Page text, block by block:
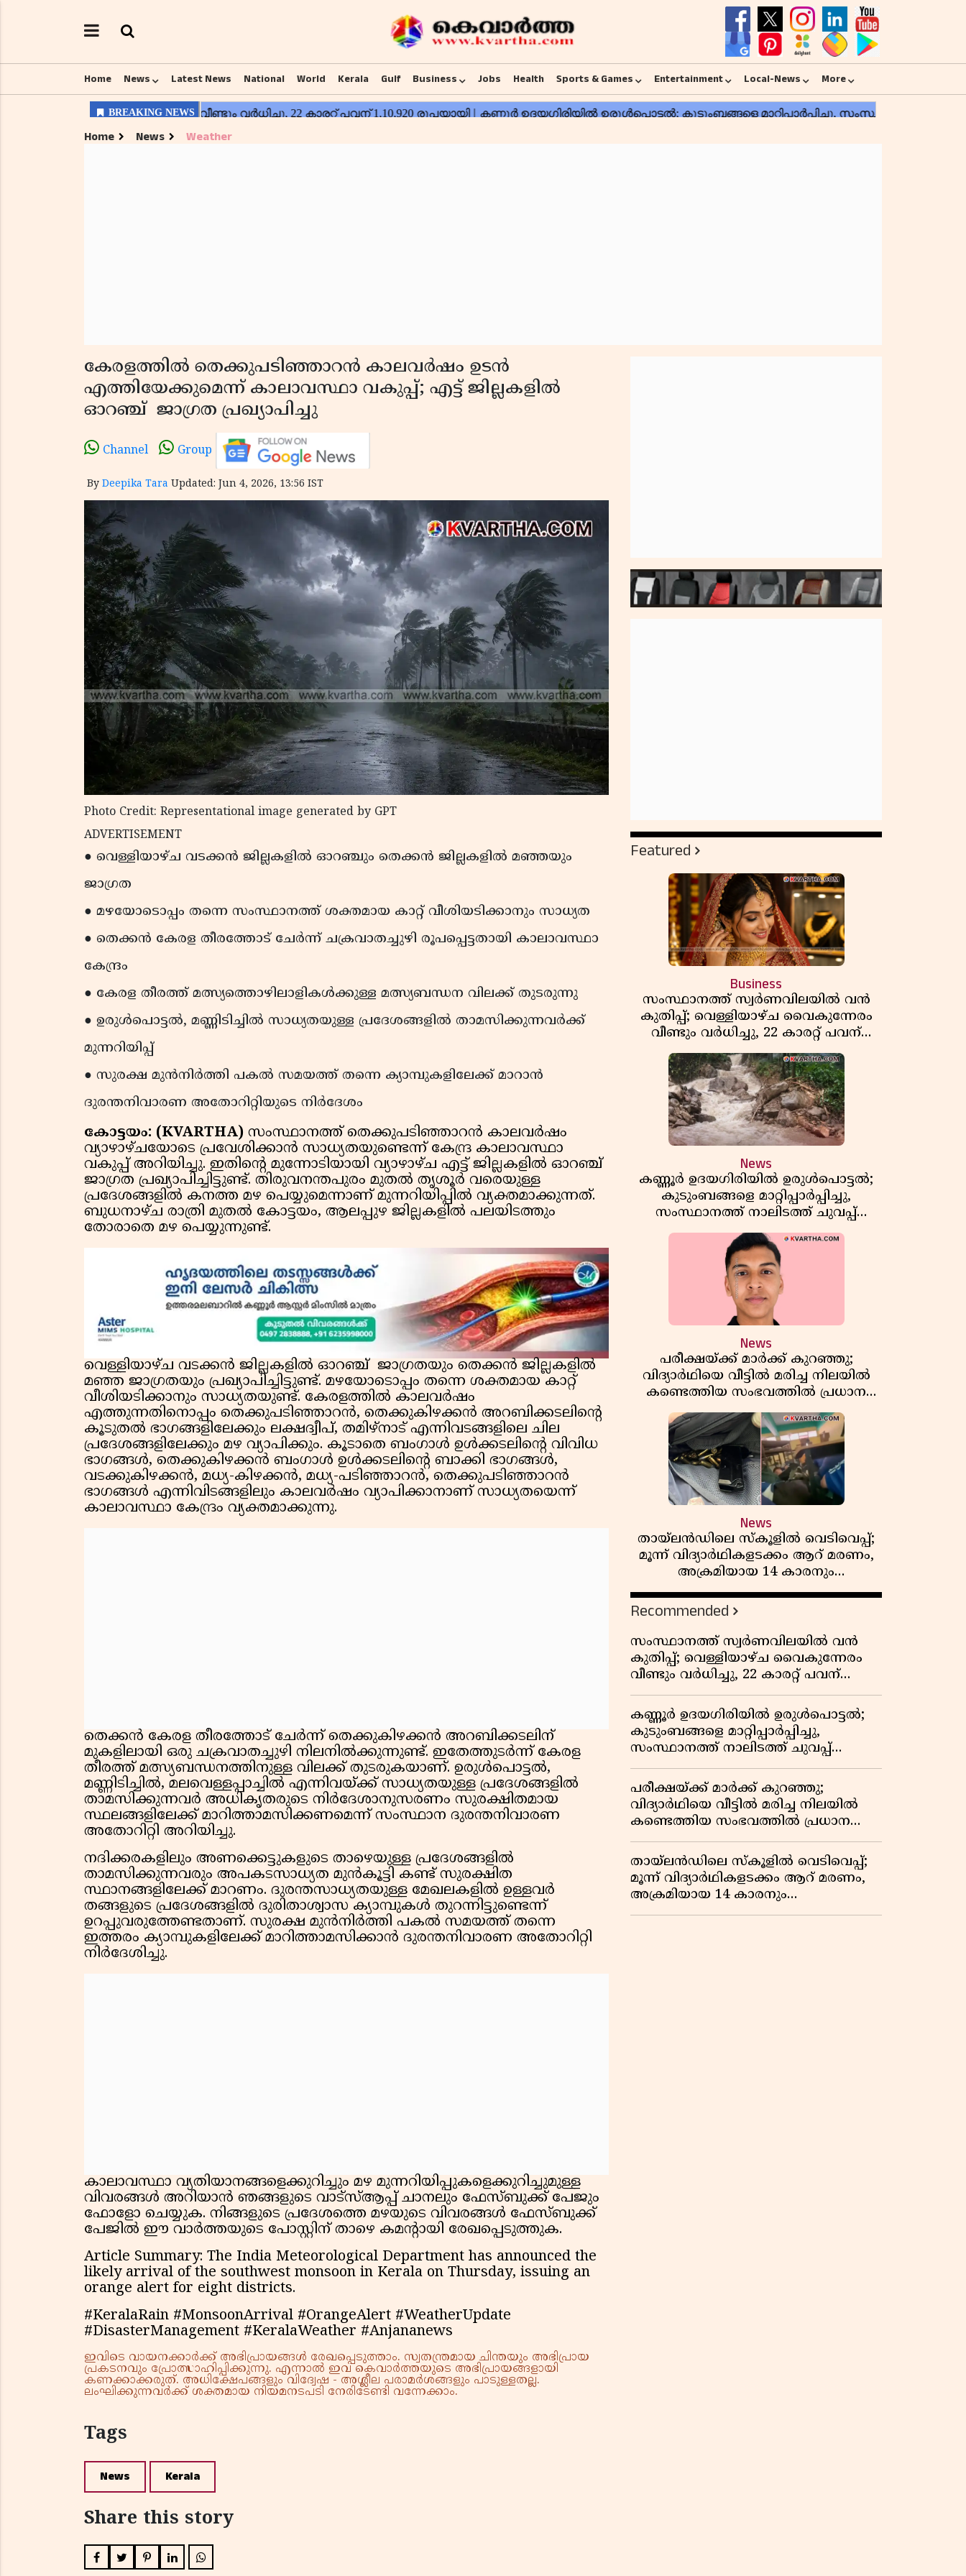
Home News Latest News National World Kerala Gulf Business Jobs Health Sports & Games Entertainment Local-News More
Home News Weather
കേരളത്തിൽ തെക്കുപടിഞ്ഞാറൻ കാലവർഷം ഉടൻ
എത്തിയേക്കുമെന്ന് കാലാവസ്ഥാ വകുപ്പ്; എട്ട് ജില്ലകളിൽ
ഓറഞ്ച് ജാഗ്രത പ്രഖ്യാപിച്ചു
Channel Group
By Deepika Tara Updated: Jun 4, 2026, 13:56 IST
Photo Credit: Representational image generated by GPT
ADVERTISEMENT
● വെള്ളിയാഴ്ച വടക്കൻ ജില്ലകളിൽ ഓറഞ്ചും തെക്കൻ ജില്ലകളിൽ മഞ്ഞയും
ജാഗ്രത
● മഴയോടൊപ്പം തന്നെ സംസ്ഥാനത്ത് ശക്തമായ കാറ്റ് വീശിയടിക്കാനും സാധ്യത
● തെക്കൻ കേരള തീരത്തോട് ചേർന്ന് ചക്രവാതച്ചുഴി രൂപപ്പെട്ടതായി കാലാവസ്ഥാ
കേന്ദ്രം
● കേരള തീരത്ത് മത്സ്യത്തൊഴിലാളികൾക്കുള്ള മത്സ്യബന്ധന വിലക്ക് തുടരുന്നു
● ഉരുൾപൊട്ടൽ, മണ്ണിടിച്ചിൽ സാധ്യതയുള്ള പ്രദേശങ്ങളിൽ താമസിക്കുന്നവർക്ക്
മുന്നറിയിപ്പ്
● സുരക്ഷ മുൻനിർത്തി പകൽ സമയത്ത് തന്നെ ക്യാമ്പുകളിലേക്ക് മാറാൻ
ദുരന്തനിവാരണ അതോറിറ്റിയുടെ നിർദേശം
കോട്ടയം: (KVARTHA) സംസ്ഥാനത്ത് തെക്കുപടിഞ്ഞാറൻ കാലവർഷം
വ്യാഴാഴ്ചയോടെ പ്രവേശിക്കാൻ സാധ്യതയുണ്ടെന്ന് കേന്ദ്ര കാലാവസ്ഥാ
വകുപ്പ് അറിയിച്ചു. ഇതിന്റെ മുന്നോടിയായി വ്യാഴാഴ്ച എട്ട് ജില്ലകളിൽ ഓറഞ്ച്
ജാഗ്രത പ്രഖ്യാപിച്ചിട്ടുണ്ട്. തിരുവനന്തപുരം മുതൽ തൃശൂർ വരെയുള്ള
പ്രദേശങ്ങളിൽ കനത്ത മഴ പെയ്യുമെന്നാണ് മുന്നറിയിപ്പിൽ വ്യക്തമാക്കുന്നത്.
ബുധനാഴ്ച രാത്രി മുതൽ കോട്ടയം, ആലപ്പുഴ ജില്ലകളിൽ പലയിടത്തും
തോരാതെ മഴ പെയ്യുന്നുണ്ട്.
വെള്ളിയാഴ്ച വടക്കൻ ജില്ലകളിൽ ഓറഞ്ച് ജാഗ്രതയും തെക്കൻ ജില്ലകളിൽ
മഞ്ഞ ജാഗ്രതയും പ്രഖ്യാപിച്ചിട്ടുണ്ട്. മഴയോടൊപ്പം തന്നെ ശക്തമായ കാറ്റ്
വീശിയടിക്കാനും സാധ്യതയുണ്ട്. കേരളത്തിൽ കാലവർഷം
എത്തുന്നതിനൊപ്പം തെക്കുപടിഞ്ഞാറൻ, തെക്കുകിഴക്കൻ അറബിക്കടലിന്റെ
കൂടുതൽ ഭാഗങ്ങളിലേക്കും ലക്ഷദ്വീപ്, തമിഴ്‌നാട് എന്നിവടങ്ങളിലെ ചില
പ്രദേശങ്ങളിലേക്കും മഴ വ്യാപിക്കും. കൂടാതെ ബംഗാൾ ഉൾക്കടലിന്റെ വിവിധ
ഭാഗങ്ങൾ, തെക്കുകിഴക്കൻ ബംഗാൾ ഉൾക്കടലിന്റെ ബാക്കി ഭാഗങ്ങൾ,
വടക്കുകിഴക്കൻ, മധ്യ-കിഴക്കൻ, മധ്യ-പടിഞ്ഞാറൻ, തെക്കുപടിഞ്ഞാറൻ
ഭാഗങ്ങൾ എന്നിവിടങ്ങളിലും കാലവർഷം വ്യാപിക്കാനാണ് സാധ്യതയെന്ന്
കാലാവസ്ഥാ കേന്ദ്രം വ്യക്തമാക്കുന്നു.
തെക്കൻ കേരള തീരത്തോട് ചേർന്ന് തെക്കുകിഴക്കൻ അറബിക്കടലിന്
മുകളിലായി ഒരു ചക്രവാതച്ചുഴി നിലനിൽക്കുന്നുണ്ട്. ഇതേത്തുടർന്ന് കേരള
തീരത്ത് മത്സ്യബന്ധനത്തിനുള്ള വിലക്ക് തുടരുകയാണ്. ഉരുൾപൊട്ടൽ,
മണ്ണിടിച്ചിൽ, മലവെള്ളപ്പാച്ചിൽ എന്നിവയ്ക്ക് സാധ്യതയുള്ള പ്രദേശങ്ങളിൽ
താമസിക്കുന്നവർ അധികൃതരുടെ നിർദേശാനുസരണം സുരക്ഷിതമായ
സ്ഥലങ്ങളിലേക്ക് മാറിത്താമസിക്കണമെന്ന് സംസ്ഥാന ദുരന്തനിവാരണ
അതോറിറ്റി അറിയിച്ചു.
നദിക്കരകളിലും അണക്കെട്ടുകളുടെ താഴെയുള്ള പ്രദേശങ്ങളിൽ
താമസിക്കുന്നവരും അപകടസാധ്യത മുൻകൂട്ടി കണ്ട് സുരക്ഷിത
സ്ഥാനങ്ങളിലേക്ക് മാറണം. ദുരന്തസാധ്യതയുള്ള മേഖലകളിൽ ഉള്ളവർ
തങ്ങളുടെ പ്രദേശങ്ങളിൽ ദുരിതാശ്വാസ ക്യാമ്പുകൾ തുറന്നിട്ടുണ്ടെന്ന്
ഉറപ്പുവരുത്തേണ്ടതാണ്. സുരക്ഷ മുൻനിർത്തി പകൽ സമയത്ത് തന്നെ
ഇത്തരം ക്യാമ്പുകളിലേക്ക് മാറിത്താമസിക്കാൻ ദുരന്തനിവാരണ അതോറിറ്റി
നിർദേശിച്ചു.
കാലാവസ്ഥാ വ്യതിയാനങ്ങളെക്കുറിച്ചും മഴ മുന്നറിയിപ്പുകളെക്കുറിച്ചുമുള്ള
വിവരങ്ങൾ അറിയാൻ ഞങ്ങളുടെ വാട്സ്ആപ്പ് ചാനലും ഫേസ്ബുക്ക് പേജും
ഫോളോ ചെയ്യുക. നിങ്ങളുടെ പ്രദേശത്തെ മഴയുടെ വിവരങ്ങൾ ഫേസ്ബുക്ക്
പേജിൽ ഈ വാർത്തയുടെ പോസ്റ്റിന് താഴെ കമന്റായി രേഖപ്പെടുത്തുക.
Article Summary: The India Meteorological Department has announced the
likely arrival of the southwest monsoon in Kerala on Thursday, issuing an
orange alert for eight districts.
#KeralaRain #MonsoonArrival #OrangeAlert #WeatherUpdate
#DisasterManagement #KeralaWeather #Anjananews
ഇവിടെ വായനക്കാർക്ക് അഭിപ്രായങ്ങൾ രേഖപ്പെടുത്താം. സ്വതന്ത്രമായ ചിന്തയും അഭിപ്രായ
പ്രകടനവും പ്രോത്സാഹിപ്പിക്കുന്നു. എന്നാൽ ഇവ കെവാർത്തയുടെ അഭിപ്രായങ്ങളായി
കണക്കാക്കരുത്. അധിക്ഷേപങ്ങളും വിദ്വേഷ - അശ്ലീല പരാമർശങ്ങളും പാടുള്ളതല്ല.
ലംഘിക്കുന്നവർക്ക് ശക്തമായ നിയമനടപടി നേരിടേണ്ടി വന്നേക്കാം.
Tags
News Kerala
Share this story
Featured
Business
സംസ്ഥാനത്ത് സ്വർണവിലയിൽ വൻ
കുതിപ്പ്; വെള്ളിയാഴ്ച വൈകുന്നേരം
വീണ്ടും വർധിച്ചു, 22 കാരറ്റ് പവന്
1,10,920 രൂപയായി
News
കണ്ണൂർ ഉദയഗിരിയിൽ ഉരുൾപൊട്ടൽ;
കുടുംബങ്ങളെ മാറ്റിപ്പാർപ്പിച്ചു,
സംസ്ഥാനത്ത് നാലിടത്ത് ചുവപ്പ്
ജാഗ്രത
News
പരീക്ഷയ്ക്ക് മാർക്ക് കുറഞ്ഞു;
വിദ്യാർഥിയെ വീട്ടിൽ മരിച്ച നിലയിൽ
കണ്ടെത്തിയ സംഭവത്തിൽ പ്രധാന
അധ്യാപികക്കെതിരെ പരാതി
News
തായ്‌ലൻഡിലെ സ്‌കൂളിൽ വെടിവെപ്പ്;
മൂന്ന് വിദ്യാർഥികളടക്കം ആറ് മരണം,
അക്രമിയായ 14 കാരനും
മരിച്ചനിലയിൽ
Recommended
സംസ്ഥാനത്ത് സ്വർണവിലയിൽ വൻ
കുതിപ്പ്; വെള്ളിയാഴ്ച വൈകുന്നേരം
വീണ്ടും വർധിച്ചു, 22 കാരറ്റ് പവന്
1,10,920 രൂപയായി
കണ്ണൂർ ഉദയഗിരിയിൽ ഉരുൾപൊട്ടൽ;
കുടുംബങ്ങളെ മാറ്റിപ്പാർപ്പിച്ചു,
സംസ്ഥാനത്ത് നാലിടത്ത് ചുവപ്പ്
ജാഗ്രത
പരീക്ഷയ്ക്ക് മാർക്ക് കുറഞ്ഞു;
വിദ്യാർഥിയെ വീട്ടിൽ മരിച്ച നിലയിൽ
കണ്ടെത്തിയ സംഭവത്തിൽ പ്രധാന
അധ്യാപികക്കെതിരെ പരാതി
തായ്‌ലൻഡിലെ സ്‌കൂളിൽ വെടിവെപ്പ്;
മൂന്ന് വിദ്യാർഥികളടക്കം ആറ് മരണം,
അക്രമിയായ 14 കാരനും
മരിച്ചനിലയിൽ